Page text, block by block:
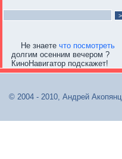
Не знаете что посмотреть
долгим осенним вечером ?
КиноНавигатор подскажет!
© 2004 - 2010, Андрей Акопянц